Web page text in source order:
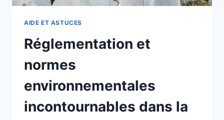
AIDE ET ASTUCES
Réglementation et
normes
environnementales
incontournables dans la